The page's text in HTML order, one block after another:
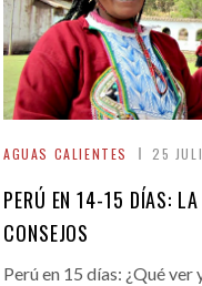
AGUAS CALIENTES 25
PERÚ EN 14-15 DÍAS:
CONSEJOS
Perú en 15 días: ¿Qué ver